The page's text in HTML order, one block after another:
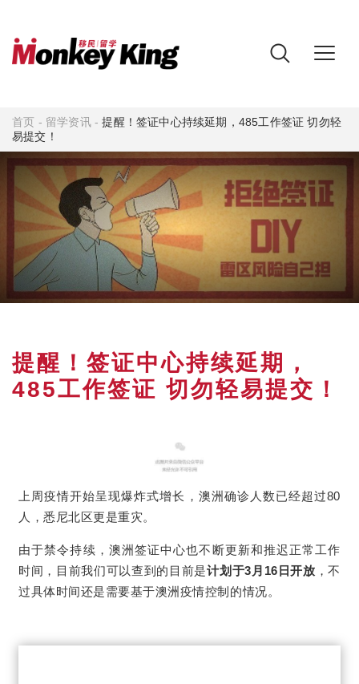
首页 - 留学资讯-提醒！签证中心持续延期，485工作签证 切勿轻
易提交！
提醒！签证中心持续延期，
485工作签证 切勿轻易提交！
上周疫情开始呈现爆炸式增长，澳洲确诊人数已经超过80
人，悉尼北区更是重灾。
由于禁令持续，澳洲签证中心也不断更新和推迟正常工作
时间，目前我们可以查到的目前是计划于3月16日开放 ，不
过具体时间还是需要基于澳洲疫情控制的情况。